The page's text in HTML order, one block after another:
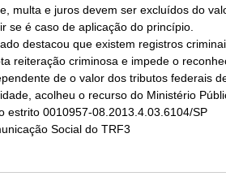
multa e juros devem ser excluídos do
se é caso de aplicação do princípio.
destacou que existem registros
reiteração criminosa e impede o
de o valor dos tributos federais
acolheu o recurso do Ministério
estrito 0010957-08.2013.4.03.6104/SP
Social do TRF3